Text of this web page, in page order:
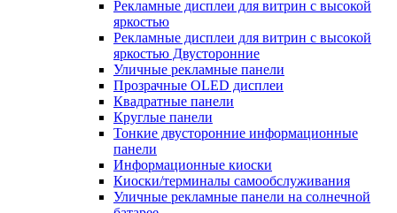
Рекламные дисплеи для витрин с высокой
яркостью
Рекламные дисплеи для витрин с высокой
яркостью Двусторонние
Уличные рекламные панели
Прозрачные OLED дисплеи
Квадратные панели
Круглые панели
Тонкие двусторонние информационные
панели
Информационные киоски
Киоски/терминалы самообслуживания
Уличные рекламные панели на солнечной